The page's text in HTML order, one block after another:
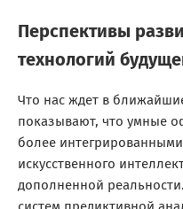
Перспективы
технологий
Что нас ждет в
показывают, что умные
более
искусственного
дополненной